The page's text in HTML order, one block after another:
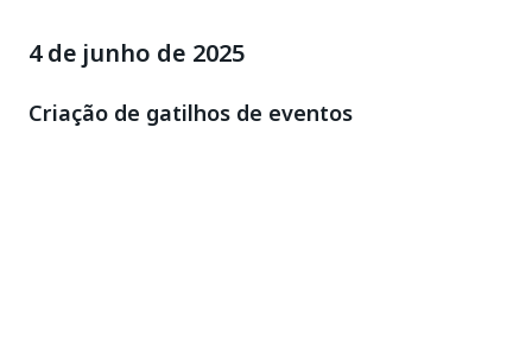
4 de junho de 2025
Criação de gatilhos de eventos